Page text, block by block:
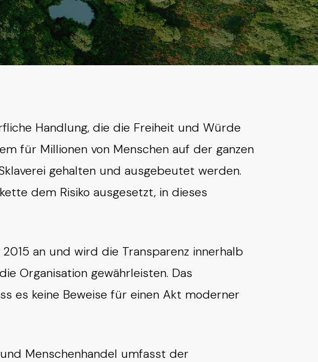
Handlung, die die Freiheit und Würde
für Millionen von Menschen auf der ganzen
gehalten und ausgebeutet werden.
dem Risiko ausgesetzt, in dieses
an und wird die Transparenz innerhalb
Organisation gewährleisten. Das
es keine Beweise für einen Akt moderner
Menschenhandel umfasst der